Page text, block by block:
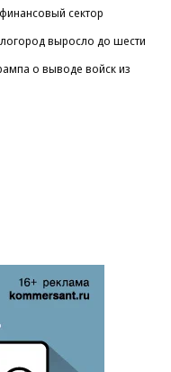
сектор
выросло до шести
о выводе войск из